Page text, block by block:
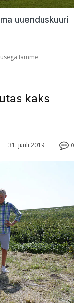
uuenduskuuri